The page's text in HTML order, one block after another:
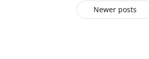
Newer posts